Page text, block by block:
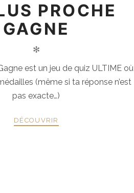
PROCHE
GAGNE
✻
est un jeu de quiz ULTIME où
(même si ta réponse n’est
pas exacte…)
DÉCOUVRIR